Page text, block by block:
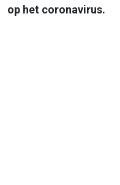
op het coronavirus.